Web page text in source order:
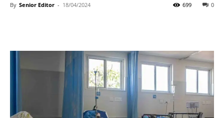
By Senior Editor - 18/04/2024 0
699